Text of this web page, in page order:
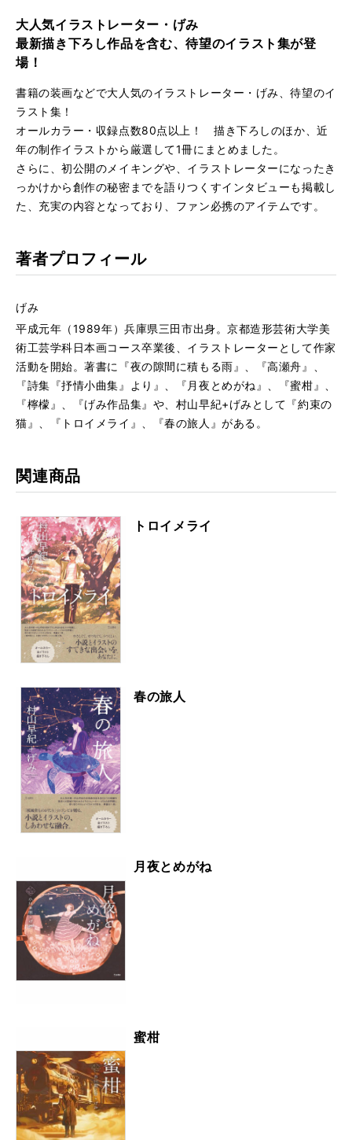
大人気イラストレーター・げみ
最新描き下ろし作品を含む、待望のイラスト集が登
場！
書籍の装画などで大人気のイラストレーター・げみ、待望のイ
ラスト集！
オールカラー・収録点数80点以上！ 描き下ろしのほか、近
年の制作イラストから厳選して1冊にまとめました。
さらに、初公開のメイキングや、イラストレーターになったき
っかけから創作の秘密までを語りつくすインタビューも掲載し
た、充実の内容となっており、ファン必携のアイテムです。
著者プロフィール
げみ
平成元年（1989年）兵庫県三田市出身。京都造形芸術大学美
術工芸学科日本画コース卒業後、イラストレーターとして作家
活動を開始。著書に『夜の隙間に積もる雨』、『高瀬舟』、
『詩集『抒情小曲集』より』、『月夜とめがね』、『蜜柑』、
『檸檬』、『げみ作品集』や、村山早紀+げみとして『約束の
猫』、『トロイメライ』、『春の旅人』がある。
関連商品
トロイメライ
春の旅人
月夜とめがね
蜜柑